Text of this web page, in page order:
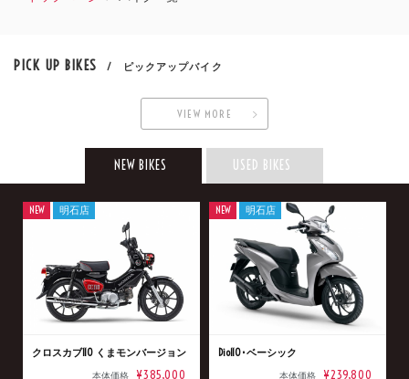
PICK UP BIKES / ピックアップバイク
VIEW MORE
NEW BIKES USED BIKES
クロスカブ110 くまモンバージョン
本体価格 ¥385,000
NEW 明石店
Dio110･ベーシック
本体価格 ¥239,800
NEW 明石店